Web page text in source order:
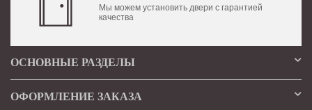
Мы можем установить двери с гарантией
качества
ОСНОВНЫЕ РАЗДЕЛЫ
ОФОРМЛЕНИЕ ЗАКАЗА